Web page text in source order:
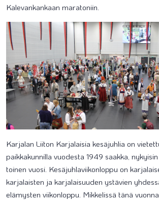
Kalevankankaan maratoniin.
Karjalan Liiton Karjalaisia kesäjuhlia on
paikkakunnilla vuodesta 1949 saakka,
toinen vuosi. Kesäjuhlaviikonloppu on
karjalaisten ja karjalaisuuden ystävien
elämysten viikonloppu. Mikkelissä tänä